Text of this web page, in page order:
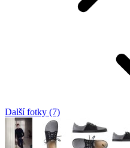
Další fotky (7)